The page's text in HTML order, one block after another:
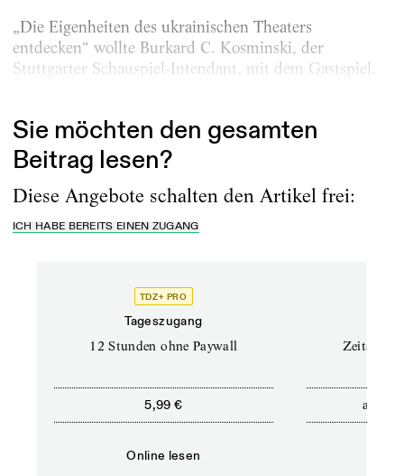
„Die Eigenheiten des ukrainischen Theaters
entdecken“ wollte Burkard C. Kosminski, der
Stuttgarter Schauspiel-Intendant, mit dem Gastspiel.
Sie möchten den gesamten
Beitrag lesen?
Diese Angebote schalten den Artikel frei:
ICH HABE BEREITS EINEN ZUGANG
TDZ+ PRO
Tageszugang
12 Stunden ohne Paywall
5,99 €
Online lesen
ab